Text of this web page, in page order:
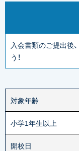
入会書類のご提出後、
う！
対象年齢
小学1年生以上
開校日